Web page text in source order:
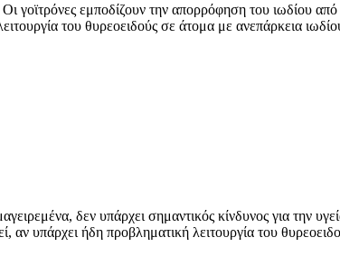
Οι γοϊτρόνες εμποδίζουν την απορρόφηση του ιωδίου από
του θυρεοειδούς σε άτομα με ανεπάρκεια
δεν υπάρχει σημαντικός κίνδυνος για την
υπάρχει ήδη προβληματική λειτουργία του